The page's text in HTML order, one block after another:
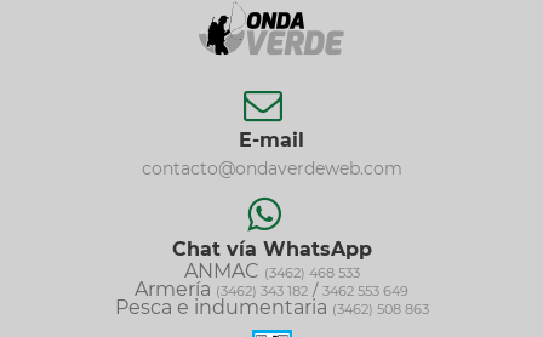
E-mail
contacto@ondaverdeweb.com
Chat vía WhatsApp
ANMAC (3462) 468 533
Armería (3462) 343 182 / 3462 553 649
Pesca e indumentaria (3462) 508 863